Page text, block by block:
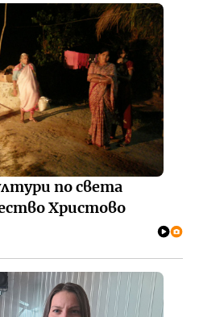
по света
Христово